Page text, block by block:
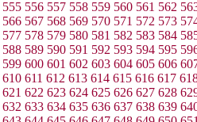
555 556 557 558 559 560 561 562
566 567 568 569 570 571 572 573
577 578 579 580 581 582 583 584
588 589 590 591 592 593 594 595
599 600 601 602 603 604 605 606
610 611 612 613 614 615 616 617
621 622 623 624 625 626 627 628
632 633 634 635 636 637 638 639